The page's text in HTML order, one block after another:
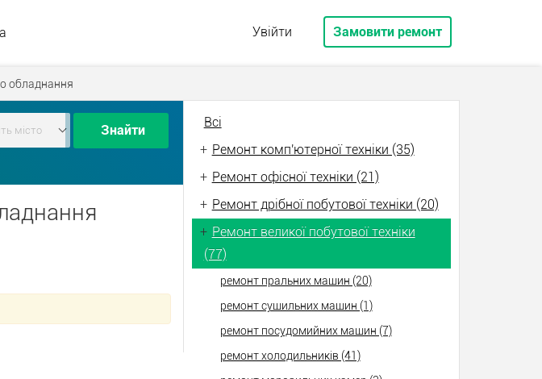
Увійти Замовити ремонт
обладнання
Знайти
Всі
+ Ремонт комп'ютерної техніки (35)
+ Ремонт офісної техніки (21)
+ Ремонт дрібної побутової техніки (20)
+ Ремонт великої побутової техніки
(77)
ремонт пральних машин (20)
ремонт сушильних машин (1)
ремонт посудомийних машин (7)
ремонт холодильників (41)